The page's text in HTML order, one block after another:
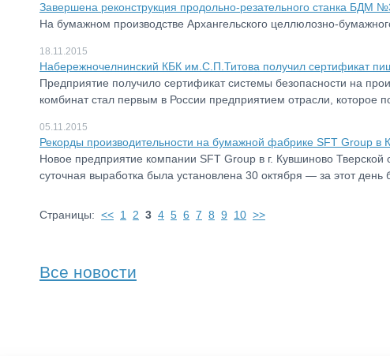
Завершена реконструкция продольно-резательного станка БДМ
На бумажном производстве Архангельского целлюлозно-
18.11.2015
Набережночелнинский КБК им.С.П.Титова получил сертификат
Предприятие получило сертификат системы безопасности на
комбинат стал первым в России предприятием отрасли, которое
05.11.2015
Рекорды производительности на бумажной фабрике SFT Group в
Новое предприятие компании SFT Group в г. Кувшиново
суточная выработка была установлена 30 октября — за этот
Страницы: << 1 2 3 4 5 6 7 8 9 10 >>
Все новости